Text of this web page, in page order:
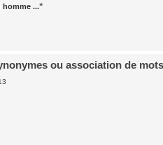
homme ..."
ou association de mots